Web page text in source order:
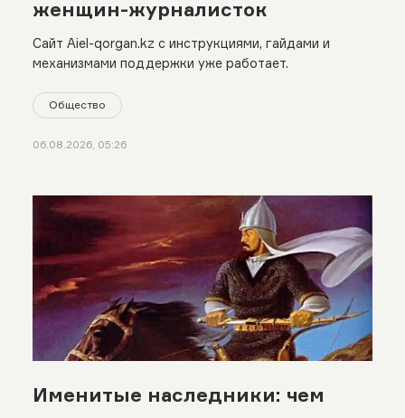
женщин-журналисток
Сайт Aiel-qorgan.kz с инструкциями, гайдами и
механизмами поддержки уже работает.
Общество
06.08.2026, 05:26
Именитые наследники: чем